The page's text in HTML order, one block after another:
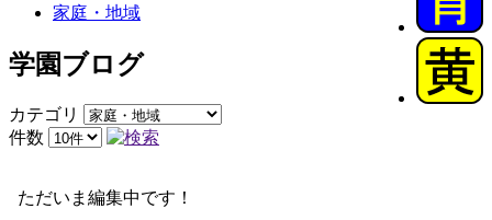
家庭・地域
学園ブログ
カテゴリ
件数
ただいま編集中です！